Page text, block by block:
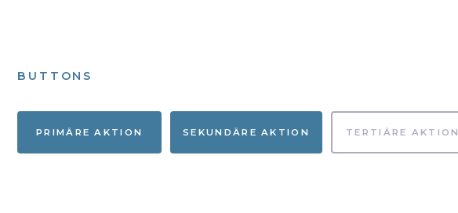
BUTTONS
PRIMÄRE AKTION SEKUNDÄRE AKTION TERTIÄRE AKTION